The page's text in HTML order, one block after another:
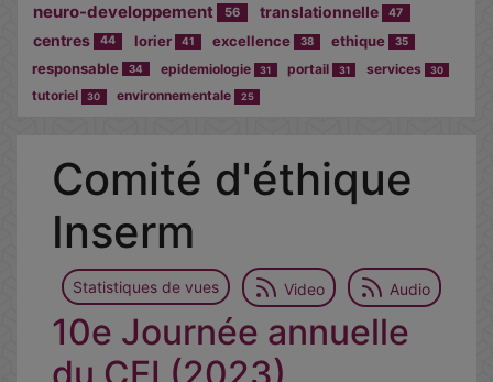
Comité d'éthique
Inserm
Statistiques de vues Video Audio
10e Journée annuelle
du CEI (2023)
neuro-developpement 56 translationnelle 47
centres 44 lorier 41 excellence 38 ethique 35
responsable 34 epidemiologie 31 portail 31 services 30
tutoriel 30 environnementale 25